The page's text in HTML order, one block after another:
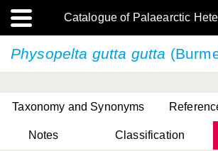
Catalogue of Palaearctic
Physopelta gutta gutta
Taxonomy and Synonyms
Notes Classification